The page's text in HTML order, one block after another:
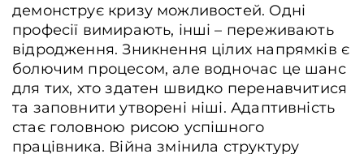
демонструє кризу можливостей. Одні
професії вимирають, інші – переживають
відродження. Зникнення цілих напрямків є
болючим процесом, але водночас це шанс
для тих, хто здатен швидко перенавчитися
та заповнити утворені ніші. Адаптивність
стає головною рисою успішного
працівника. Війна змінила структуру